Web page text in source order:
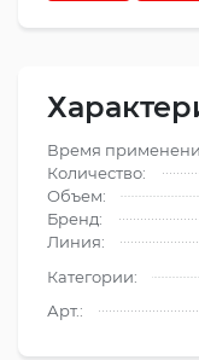
Время
Количество:
Объем:
Бренд:
Линия:
Категории:
Арт.: